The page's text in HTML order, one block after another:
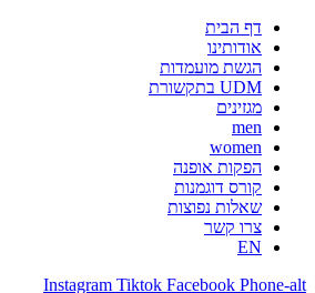
דף הבית
אודותינו
הגשת מועמדות
UDM בתקשורת
מגזינים
men
women
הפקות אופנה
קורס דוגמנות
שאלות נפוצות
צרו קשר
EN
Instagram Tiktok Facebook Phone-alt